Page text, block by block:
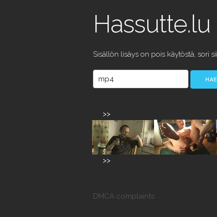
Hassutte.lu
Sisällön lisäys on pois käytöstä, sori
>>
>>
DMCA complaints